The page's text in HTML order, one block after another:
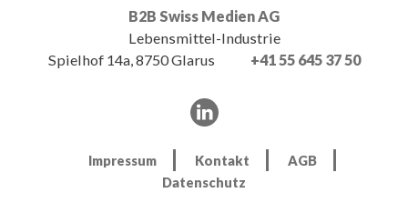
B2B Swiss Medien AG
Lebensmittel-Industrie
Spielhof 14a, 8750 Glarus
+41 55 645 37 50
Impressum Kontakt
AGB
Datenschutz